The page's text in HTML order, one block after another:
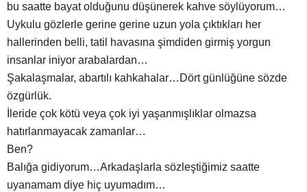
bu saatte bayat olduğunu düşünerek kahve söylüyorum…
Uykulu gözlerle gerine gerine uzun yola çıktıkları her
hallerinden belli, tatil havasına şimdiden girmiş yorgun
insanlar iniyor arabalardan…
Şakalaşmalar, abartılı kahkahalar…Dört günlüğüne sözde
özgürlük.
İleride çok kötü veya çok iyi yaşanmışlıklar olmazsa
hatırlanmayacak zamanlar…
Ben?
Balığa gidiyorum…Arkadaşlarla sözleştiğimiz saatte
uyanamam diye hiç uyumadım…